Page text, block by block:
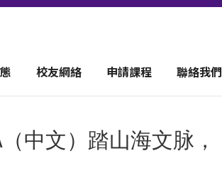
校友網絡 申請課程 聯絡我們
中文）踏山海文脉，